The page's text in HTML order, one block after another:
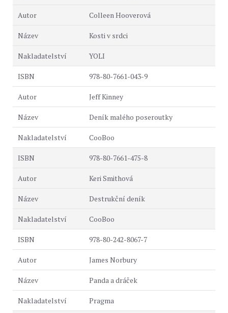
Colleen Hooverová
Kosti v srdci
YOLI
978-80-7661-043-9
Jeff Kinney
Deník malého poseroutky
CooBoo
978-80-7661-475-8
Keri Smithová
Destrukční deník
CooBoo
978-80-242-8067-7
James Norbury
Panda a dráček
Pragma